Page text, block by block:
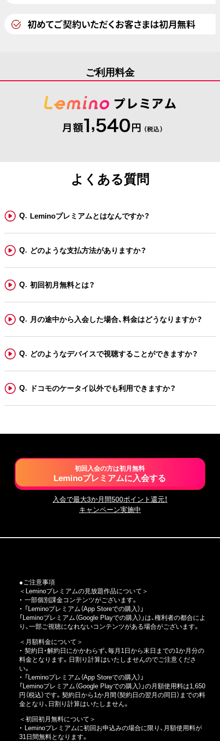
ご利用料金
よくある質問
Leminoプレミアムとはなんですか？
どのような支払方法がありますか？
初回初月無料とは？
月の途中から入会した場合、料金はどうなりますか？
どのようなデバイスで視聴することができますか？
ドコモのケータイ以外でも利用できますか？
初回入会の方は初月無料
Leminoプレミアムに入会する
入会で最大3か月間500ポイント還元！
キャンペーン実施中
●ご注意事項
＜Leminoプレミアムの見放題作品について＞
・ 一部個別課金コンテンツがございます。
・ 「Leminoプレミアム（App Storeでの購入）」
「Leminoプレミアム（Google Playでの購入）」 は、権利者の都合によ
り、一部ご視聴になれないコンテンツがある場合がございます。
＜月額料金について＞
・ 契約日・解約日にかかわらず、毎月1日から末日までの1か月分の
料金となります。日割り計算はいたしませんのでご注意くださ
い。
・ 「Leminoプレミアム（App Storeでの購入）」
「Leminoプレミアム（Google Playでの購入）」の月額使用料は1,650
円（税込）です。契約日から1か月間（契約日の翌月の同日）までの料
金となり、日割り計算はいたしません。
＜初回初月無料について＞
・ Leminoプレミアムに初回お申込みの場合に限り、月額使用料が
31日間無料となります。